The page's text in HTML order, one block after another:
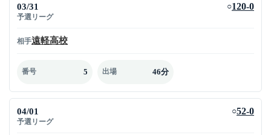
03/31
予選リーグ
○120-0
相手遠軽高校
番号 5 出場 46分
04/01
予選リーグ
○52-0